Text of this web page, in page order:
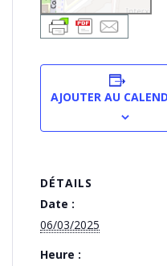
AJOUTER AU
DÉTAILS
Date :
06/03/2025
Heure :